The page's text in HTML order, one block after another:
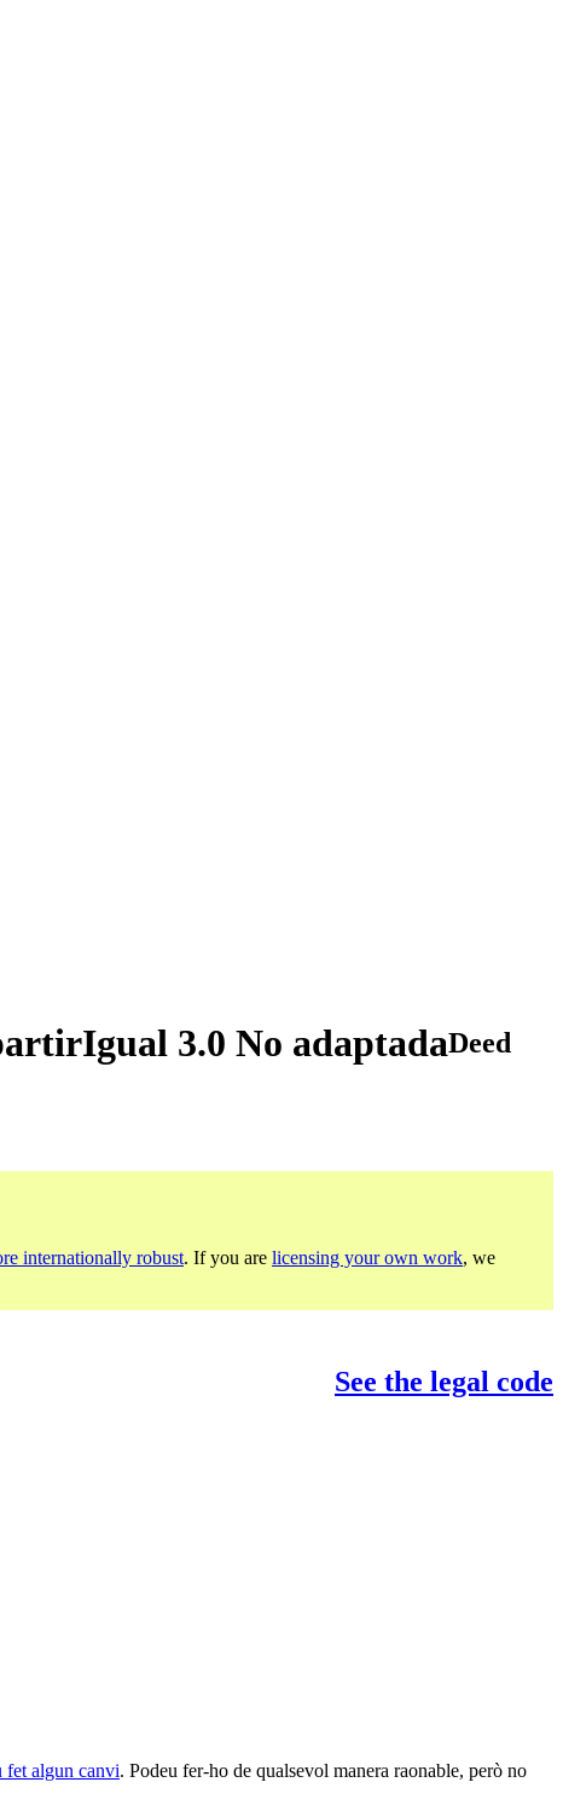
3.0 No adaptadaDeed
internationally robust. If you are licensing your own work, we
See the legal code
fet algun canvi. Podeu fer-ho de qualsevol manera raonable, però no